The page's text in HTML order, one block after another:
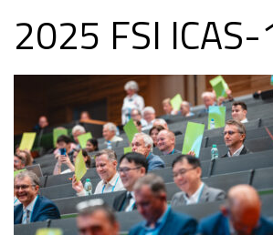
2025 FSI ICAS-